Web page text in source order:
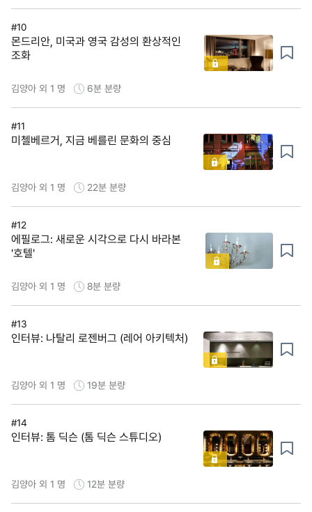
#10
몬드리안, 미국과 영국 감성의 환상적인
조화
김양아 외 1 명 6분 분량
#11
미첼베르거, 지금 베를린 문화의 중심
김양아 외 1 명 22분 분량
#12
에필로그: 새로운 시각으로 다시 바라본
'호텔'
김양아 외 1 명 8분 분량
#13
인터뷰: 나탈리 로젠버그 (레어 아키텍처)
김양아 외 1 명 19분 분량
#14
인터뷰: 톰 딕슨 (톰 딕슨 스튜디오)
김양아 외 1 명 12분 분량